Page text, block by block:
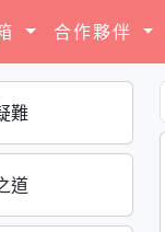
合作夥伴
難
道